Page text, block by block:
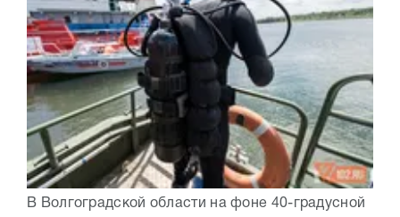
В Волгоградской области на фоне 40-градусной